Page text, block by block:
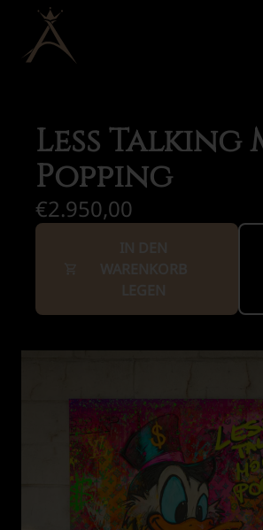
Less Talking
Popping
€2.950,00